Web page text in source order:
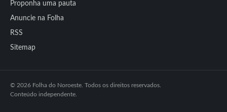
Proponha uma pauta
Anuncie na Folha
RSS
Sitemap
© 2026 Folha do Noroeste. Todos os direitos reservados.
Conteúdo independente.